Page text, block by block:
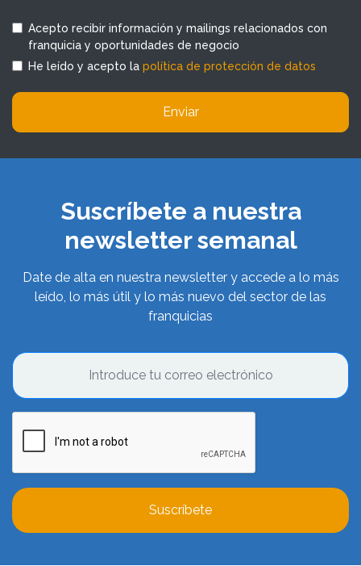
Acepto recibir información y mailings relacionados con
franquicia y oportunidades de negocio
He leído y acepto la política de protección de datos
Enviar
Suscríbete a nuestra
newsletter semanal
Date de alta en nuestra newsletter y accede a lo más
leído, lo más útil y lo más nuevo del sector de las
franquicias
Suscríbete